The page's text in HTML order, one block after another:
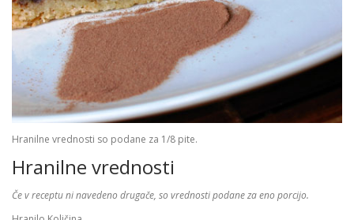
Hranilne vrednosti so podane za 1/8 pite.
Hranilne vrednosti
Če v receptu ni navedeno drugače, so vrednosti podane za eno porcijo.